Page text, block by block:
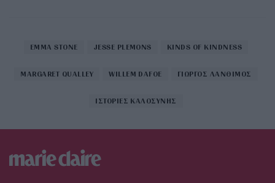
EMMA STONE JESSE PLEMONS KINDS OF KINDNESS
MARGARET QUALLEY WILLEM DAFOE ΓΙΩΡΓΟΣ ΛΑΝΘΙΜΟΣ
ΙΣΤΟΡΙΕΣ ΚΑΛΟΣΥΝΗΣ